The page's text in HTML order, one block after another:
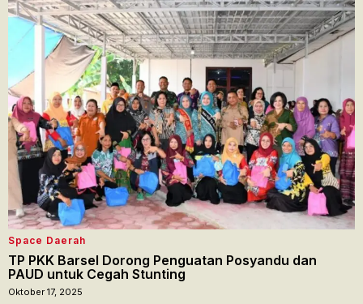
Space Daerah
TP PKK Barsel Dorong Penguatan Posyandu dan
PAUD untuk Cegah Stunting
Oktober 17, 2025